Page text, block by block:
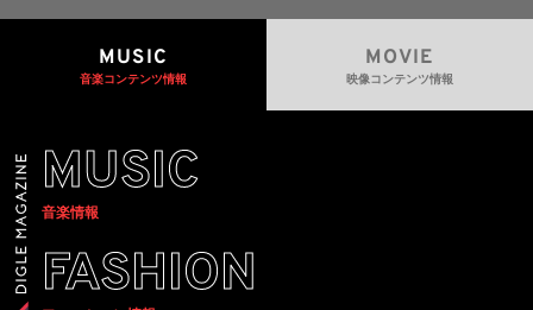
MUSIC
音楽コンテンツ情報
MOVIE
映像コンテンツ情報
MUSIC
音楽情報
FASHION